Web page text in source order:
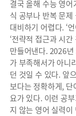
결국 올해 수능 영
식 공부나 반복 문
대비하기 어렵다. ‘
‘전략적 접근과 시
만들어낸다. 2026
가 부족해서가 아니
던 것일 수 있다. 앞
보다는 정확하게,
요가 있다. 이런 공
지 않는 영어 실력이